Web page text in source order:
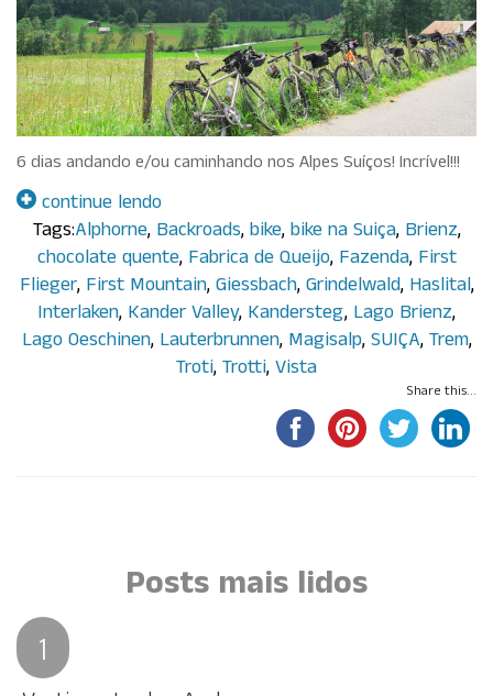
6 dias andando e/ou caminhando nos Alpes Suíços! Incrível!!!
continue lendo
Tags:Alphorne, Backroads, bike, bike na Suiça, Brienz,
chocolate quente, Fabrica de Queijo, Fazenda, First
Flieger, First Mountain, Giessbach, Grindelwald, Haslital,
Interlaken, Kander Valley, Kandersteg, Lago Brienz,
Lago Oeschinen, Lauterbrunnen, Magisalp, SUIÇA, Trem,
Troti, Trotti, Vista
Share this...
Posts mais lidos